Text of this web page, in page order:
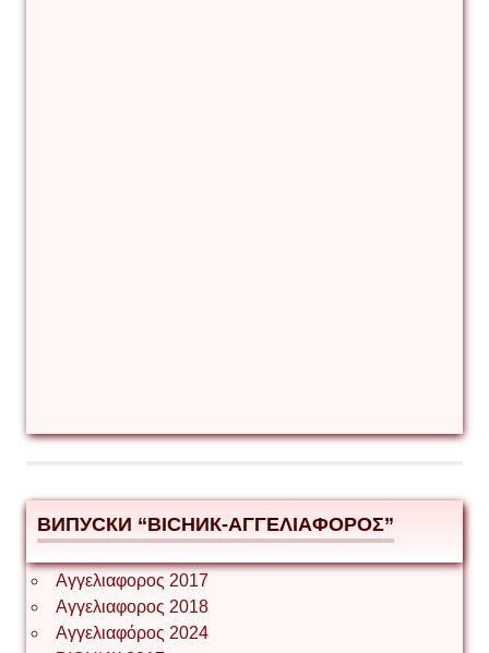
ВИПУСКИ “ВІСНИК-ΑΓΓΕΛΙΑΦΟΡΟΣ”
Αγγελιαφορος 2017
Αγγελιαφορος 2018
Αγγελιαφόρος 2024